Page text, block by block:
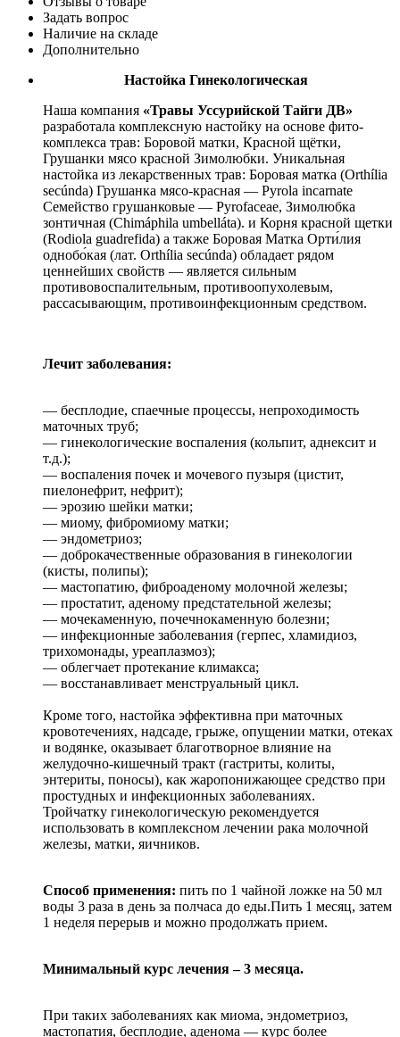
Задать вопрос
Наличие на складе
Дополнительно
Настойка Гинекологическая
Наша компания «Травы Уссурийской Тайги ДВ»
разработала комплексную настойку на основе фито-
комплекса трав: Боровой матки, Красной щётки,
Грушанки мясо красной Зимолюбки. Уникальная
настойка из лекарственных трав: Боровая матка (Orthília
secúnda) Грушанка мясо-красная — Pyrola incarnate
Семейство грушанковые — Pyrofaceae, Зимолюбка
зонтичная (Chimáphila umbelláta). и Корня красной щетки
(Rodiola guadrefida) а также Боровая Матка Орти́лия
однобо́кая (лат. Orthília secúnda) обладает рядом
ценнейших свойств — является сильным
противовоспалительным, противоопухолевым,
рассасывающим, противоинфекционным средством.
Лечит заболевания:
— бесплодие, спаечные процессы, непроходимость
маточных труб;
— гинекологические воспаления (кольпит, аднексит и
т.д.);
— воспаления почек и мочевого пузыря (цистит,
пиелонефрит, нефрит);
— эрозию шейки матки;
— миому, фибромиому матки;
— эндометриоз;
— доброкачественные образования в гинекологии
(кисты, полипы);
— мастопатию, фиброаденому молочной железы;
— простатит, аденому предстательной железы;
— мочекаменную, почечнокаменную болезни;
— инфекционные заболевания (герпес, хламидиоз,
трихомонады, уреаплазмоз);
— облегчает протекание климакса;
— восстанавливает менструальный цикл.
Кроме того, настойка эффективна при маточных
кровотечениях, надсаде, грыже, опущении матки, отеках
и водянке, оказывает благотворное влияние на
желудочно-кишечный тракт (гастриты, колиты,
энтериты, поносы), как жаропонижающее средство при
простудных и инфекционных заболеваниях.
Тройчатку гинекологическую рекомендуется
использовать в комплексном лечении рака молочной
железы, матки, яичников.
Способ применения: пить по 1 чайной ложке на 50 мл
воды 3 раза в день за полчаса до еды.Пить 1 месяц, затем
1 неделя перерыв и можно продолжать прием.
Минимальный курс лечения – 3 месяца.
При таких заболеваниях как миома, эндометриоз,
мастопатия, бесплодие, аденома — курс более